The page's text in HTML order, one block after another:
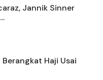
Jannik Sinner
Haji Usai